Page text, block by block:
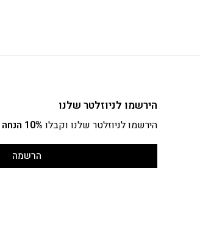
הירשמו לניוזלטר שלנו
הירשמו לניוזלטר שלנו וקבלו 10% הנחה
הרשמה